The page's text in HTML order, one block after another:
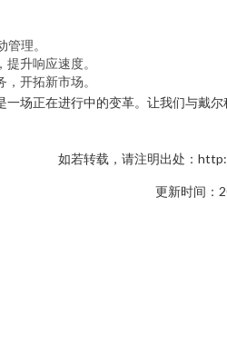
理。
升响应速度。
开拓新市场。
场正在进行中的变革。让我们与戴
如若转载，请注明出处：
更新时间：